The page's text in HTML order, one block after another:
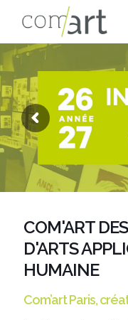
COM'ART
D'ARTS
HUMAINE
Com’art Paris,